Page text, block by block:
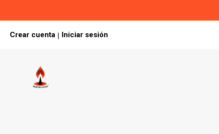
Crear cuenta | Iniciar sesión